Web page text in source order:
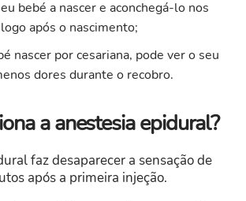
bebé a nascer e aconchegá-lo nos
após o nascimento;
nascer por cesariana, pode ver o seu
dores durante o recobro.
a anestesia epidural?
faz desaparecer a sensação de
após a primeira injeção.